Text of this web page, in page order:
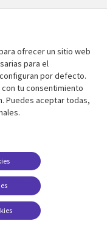
Legal
de Privacidad
de cookies
ofrecer un sitio web
para el
por defecto.
tu consentimiento
Puedes aceptar todas,